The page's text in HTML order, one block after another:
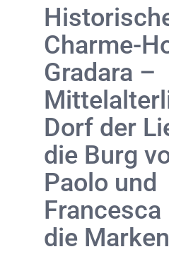
Charme-
Gradara –
Dorf der
die Burg
Paolo und
Francesca
die Marken